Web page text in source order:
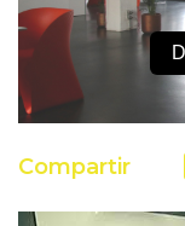
Compartir